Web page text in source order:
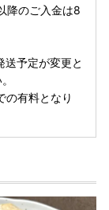
降のご入金は8
予定が変更と
の有料となり